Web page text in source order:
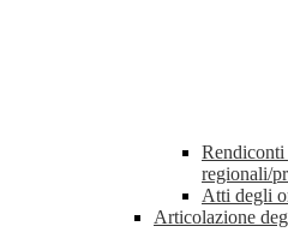
regionali/
Atti degli
Articolazione